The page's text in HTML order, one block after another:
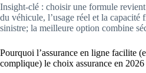
Insight-clé : choisir une formule
du véhicule, l’usage réel et la capacité
sinistre; la meilleure option combine
Pourquoi l’assurance en ligne facilite
complique) le choix assurance en 2026